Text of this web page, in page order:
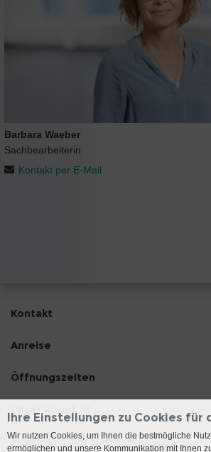
Barbara Waeber
Sachbearbeiterin
Kontakt per E-Mail
Kontakt
Anreise
Öffnungszeiten
Informationen zum Schlaf
Ihre Einstellungen zu Cookies für
Wir nutzen Cookies, um Ihnen die bestmögliche
ermöglichen und unsere Kommunikation mit Ihnen